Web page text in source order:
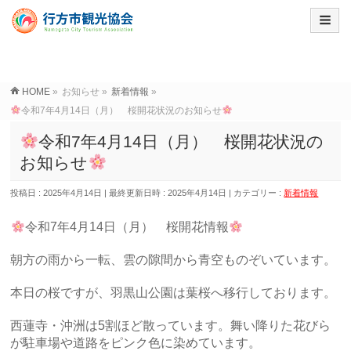
HOME » お知らせ » 新着情報 »
令和7年4月14日（月） 桜開花状況のお知らせ
令和7年4月14日（月） 桜開花状況の
お知らせ
投稿日 : 2025年4月14日 最終更新日時 : 2025年4月14日 カテゴリー : 新着情報
令和7年4月14日（月） 桜開花情報
朝方の雨から一転、雲の隙間から青空ものぞいています。
本日の桜ですが、羽黒山公園は葉桜へ移行しております。
西蓮寺・沖洲は5割ほど散っています。舞い降りた花びら
が駐車場や道路をピンク色に染めています。